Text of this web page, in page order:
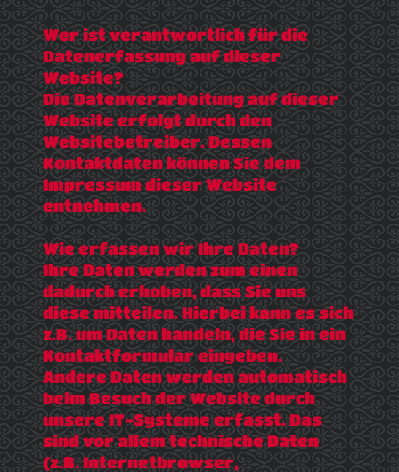
Wer ist verantwortlich für die
Datenerfassung auf dieser
Website?
Die Datenverarbeitung auf dieser
Website erfolgt durch den
Websitebetreiber. Dessen
Kontaktdaten können Sie dem
Impressum dieser Website
entnehmen.
Wie erfassen wir Ihre Daten?
Ihre Daten werden zum einen
dadurch erhoben, dass Sie uns
diese mitteilen. Hierbei kann es sich
z.B. um Daten handeln, die Sie in ein
Kontaktformular eingeben.
Andere Daten werden automatisch
beim Besuch der Website durch
unsere IT-Systeme erfasst. Das
sind vor allem technische Daten
(z.B. Internetbrowser,